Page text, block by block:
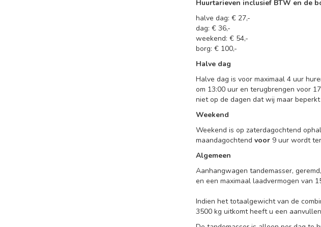
Huurtarieven inclusief BTW en de
halve dag: € 27,-
dag: € 36,-
weekend: € 54,-
borg: € 100,-
Halve dag
Halve dag is voor maximaal 4 uur
om 13:00 uur en terugbrengen voor
niet op de dagen dat wij maar beperkt
Weekend
Weekend is op zaterdagochtend
maandagochtend voor 9 uur wordt
Algemeen
Aanhangwagen tandemasser,
en een maximaal laadvermogen van
Indien het totaalgewicht van de
3500 kg uitkomt heeft u een